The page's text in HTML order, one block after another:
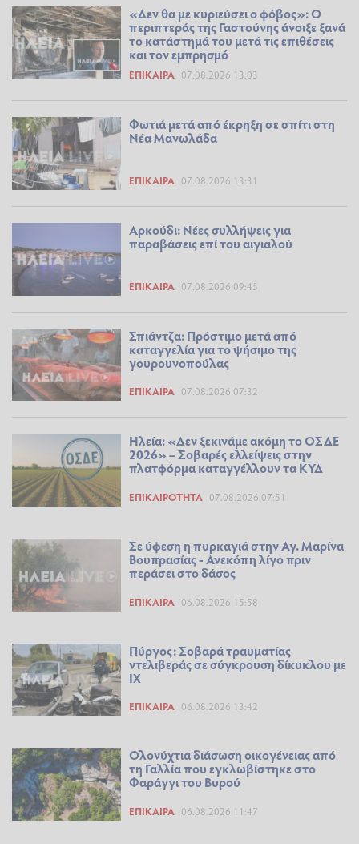
«Δεν θα με κυριεύσει ο φόβος»: Ο
περιπτεράς της Γαστούνης άνοιξε ξανά
το κατάστημά του μετά τις επιθέσεις
και τον εμπρησμό
ΕΠΊΚΑΙΡΑ 07.08.2026 13:03
Φωτιά μετά από έκρηξη σε σπίτι στη
Νέα Μανωλάδα
ΕΠΊΚΑΙΡΑ 07.08.2026 13:31
Αρκούδι: Νέες συλλήψεις για
παραβάσεις επί του αιγιαλού
ΕΠΊΚΑΙΡΑ 07.08.2026 09:45
Σπιάντζα: Πρόστιμο μετά από
καταγγελία για το ψήσιμο της
γουρουνοπούλας
ΕΠΊΚΑΙΡΑ 07.08.2026 07:32
Ηλεία: «Δεν ξεκινάμε ακόμη το ΟΣΔΕ
2026» – Σοβαρές ελλείψεις στην
πλατφόρμα καταγγέλλουν τα ΚΥΔ
ΕΠΙΚΑΙΡΌΤΗΤΑ 07.08.2026 07:51
Σε ύφεση η πυρκαγιά στην Αγ. Μαρίνα
Βουπρασίας - Ανεκόπη λίγο πριν
περάσει στο δάσος
ΕΠΊΚΑΙΡΑ 06.08.2026 15:58
Πύργος: Σοβαρά τραυματίας
ντελιβεράς σε σύγκρουση δίκυκλου με
ΙΧ
ΕΠΊΚΑΙΡΑ 06.08.2026 13:42
Ολονύχτια διάσωση οικογένειας από
τη Γαλλία που εγκλωβίστηκε στο
Φαράγγι του Βυρού
ΕΠΊΚΑΙΡΑ 06.08.2026 11:47